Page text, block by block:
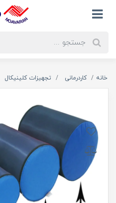
خانه کاردرمانی تجهیزات کلینیکال